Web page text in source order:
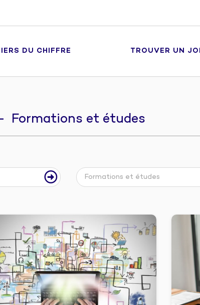
DU CHIFFRE TROUVER UN
Formations et études
Formations et études